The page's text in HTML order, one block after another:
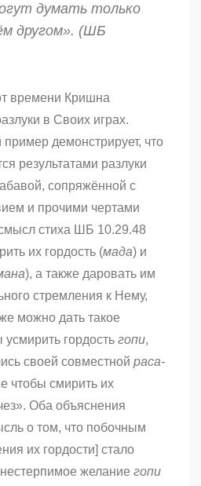
думать только
другом». (ШБ
времени Кришна
в Своих играх.
демонстрирует, что
результатами разлуки
сопряжённой с
и прочими чертами
стиха ШБ 10.29.48
их гордость (мада) и
), а также даровать им
стремления к Нему,
можно дать такое
гордость гопи,
своей совместной раса-
чтобы смирить их
Оба объяснения
о том, что побочным
их гордости] стало
желание гопи